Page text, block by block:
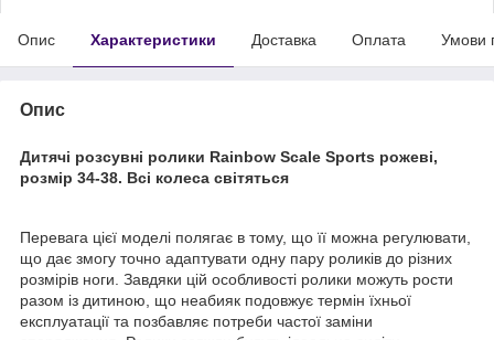
Опис Характеристики Доставка Оплата Умови
Опис
Дитячі розсувні ролики Rainbow Scale Sports рожеві,
розмір 34-38. Всі колеса світяться
Перевага цієї моделі полягає в тому, що її можна регулювати,
що дає змогу точно адаптувати одну пару роликів до різних
розмірів ноги. Завдяки цій особливості ролики можуть рости
разом із дитиною, що неабияк подовжує термін їхньої
експлуатації та позбавляє потреби частої заміни